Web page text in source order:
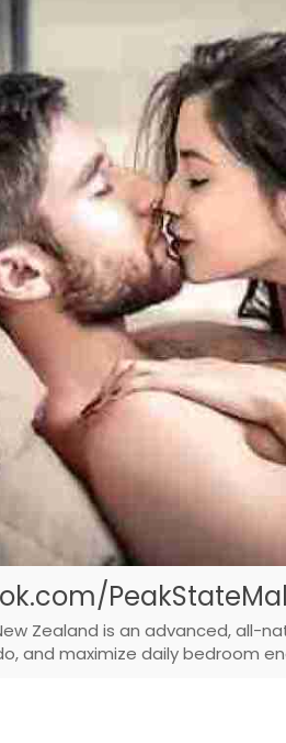
Zealand is an advanced,
and maximize daily bedroom